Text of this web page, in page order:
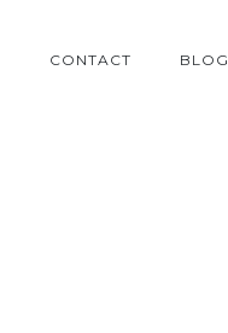
CONTACT BLOG